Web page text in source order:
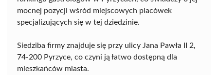
mocnej pozycji wśród miejscowych placówek
specjalizujących się w tej dziedzinie.
Siedziba firmy znajduje się przy ulicy Jana Pawła II 2,
74-200 Pyrzyce, co czyni ją łatwo dostępną dla
mieszkańców miasta.